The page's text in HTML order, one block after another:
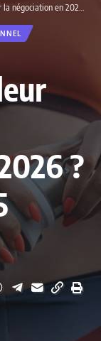
? Découvrez nos 5 sélections
?